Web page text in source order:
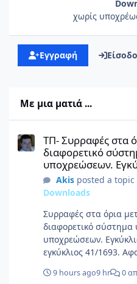
χωρίς
Εγγραφή
Με μια ματιά ...
ΤΠ- Συρραφές στα
διαφορετικό
υποχρεώσεων.
Akisposted a topic
Downloads
Συρραφές στα όρια
διαφορετικό
υποχρεώσεων. Εγκύκλιος 41/
εγκύκλιος 41/1693.
μεταξύ περιοχών με
υπολογισμού των
9 hours ago9 hr 0